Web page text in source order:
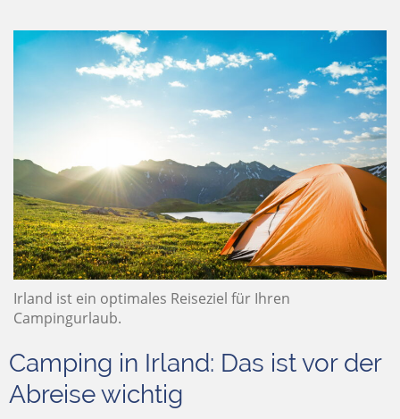
Irland ist ein optimales Reiseziel für Ihren
Campingurlaub.
Camping in Irland: Das ist vor der
Abreise wichtig